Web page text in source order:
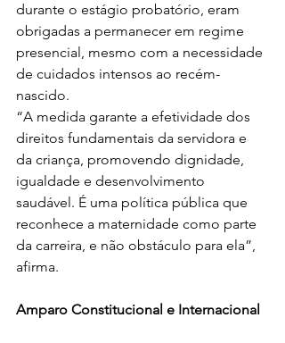
durante o estágio probatório, eram
obrigadas a permanecer em regime
presencial, mesmo com a necessidade
de cuidados intensos ao recém-
nascido.
“A medida garante a efetividade dos
direitos fundamentais da servidora e
da criança, promovendo dignidade,
igualdade e desenvolvimento
saudável. É uma política pública que
reconhece a maternidade como parte
da carreira, e não obstáculo para ela”,
afirma.
Amparo Constitucional e Internacional